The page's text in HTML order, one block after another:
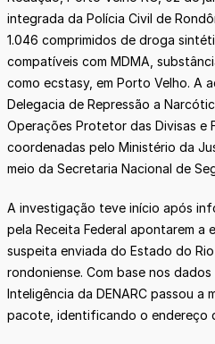
integrada da Polícia Civil de
1.046 comprimidos de droga
compatíveis com MDMA,
como ecstasy, em Porto Velho. A
Delegacia de Repressão a
Operações Protetor das Divisas e
coordenadas pelo Ministério da
meio da Secretaria Nacional de
A investigação teve início após
pela Receita Federal apontarem a
suspeita enviada do Estado do
rondoniense. Com base nos
Inteligência da DENARC passou a
pacote, identificando o endereço